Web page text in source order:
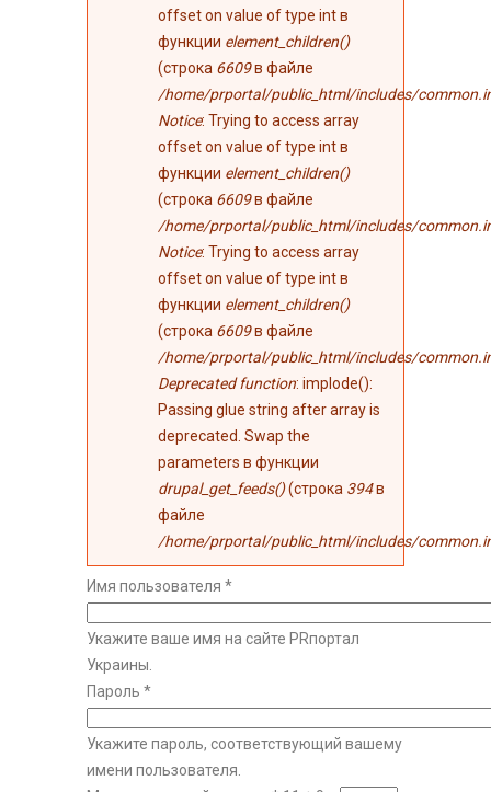
offset on value of type int в
функции element_children()
(строка 6609в файле
/home/prportal/public_html/includes/
Notice: Trying to access array
offset on value of type int в
функции element_children()
(строка 6609в файле
/home/prportal/public_html/includes/
Notice: Trying to access array
offset on value of type int в
функции element_children()
(строка 6609в файле
/home/prportal/public_html/includes/
Deprecated function: implode():
Passing glue string after array is
deprecated. Swap the
parameters в функции
drupal_get_feeds()(строка 394в
файле
/home/prportal/public_html/includes/
Имя пользователя *
Укажите ваше имя на сайте PRпортал
Украины.
Пароль *
Укажите пароль, соответствующий вашему
имени пользователя.